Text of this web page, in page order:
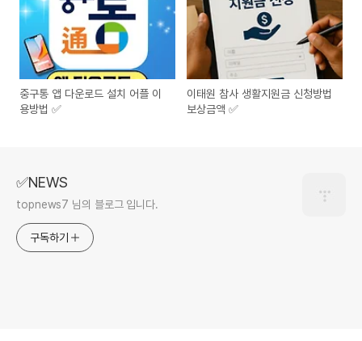
중구통 앱 다운로드 설치 어플 이
용방법 ✅
이태원 참사 생활지원금 신청방법
보상금액 ✅
✅NEWS
topnews7 님의 블로그 입니다.
구독하기